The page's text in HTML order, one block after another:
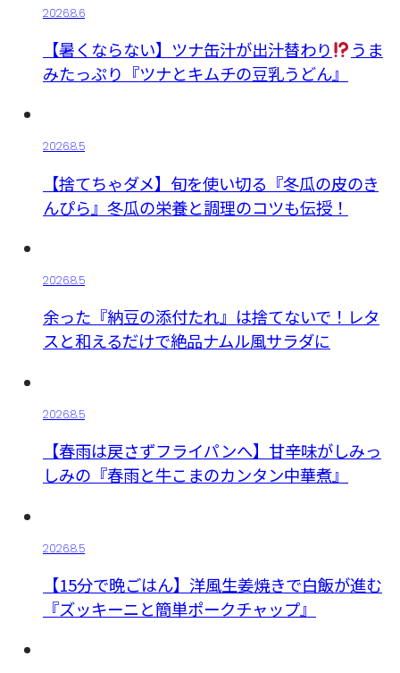
2026.8.6
【暑くならない】ツナ缶汁が出汁替わり
うま
みたっぷり『ツナとキムチの豆乳うどん』
2026.8.5
【捨てちゃダメ】旬を使い切る『冬瓜の皮のき
んぴら』冬瓜の栄養と調理のコツも伝授！
2026.8.5
余った『納豆の添付たれ』は捨てないで！レタ
スと和えるだけで絶品ナムル風サラダに
2026.8.5
【春雨は戻さずフライパンへ】甘辛味がしみっ
しみの『春雨と牛こまのカンタン中華煮』
2026.8.5
【15分で晩ごはん】洋風生姜焼きで白飯が進む
『ズッキーニと簡単ポークチャップ』